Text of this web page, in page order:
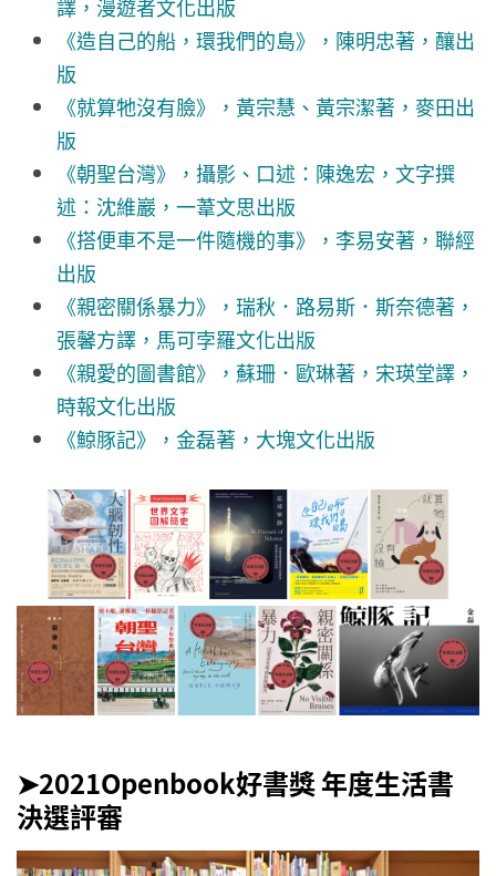
譯，漫遊者文化出版
《造自己的船，環我們的島》，陳明忠著，釀出
版
《就算牠沒有臉》，黃宗慧、黃宗潔著，麥田出
版
《朝聖台灣》，攝影、口述：陳逸宏，文字撰
述：沈維巖，一葦文思出版
《搭便車不是一件隨機的事》，李易安著，聯經
出版
《親密關係暴力》，瑞秋．路易斯．斯奈德著，
張馨方譯，馬可孛羅文化出版
《親愛的圖書館》，蘇珊．歐琳著，宋瑛堂譯，
時報文化出版
《鯨豚記》，金磊著，大塊文化出版
➤2021Openbook好書獎年度生活書
決選評審